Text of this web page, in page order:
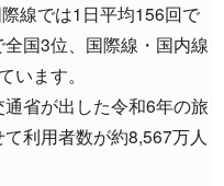
線では1日平均156回で
国3位、国際線・国内線
います。
省が出した令和6年の旅
利用者数が約8,567万人